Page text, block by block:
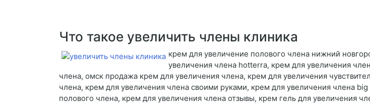
Что такое увеличить члены клиника
крем для увеличение полового члена нижний
увеличения члена hotterra, крем для увеличения
члена, омск продажа крем для увеличения члена, крем для увеличения
члена, крем для увеличения члена своими руками, крем для увеличения члена
полового члена, крем для увеличения члена отзывы, крем гель для увеличения